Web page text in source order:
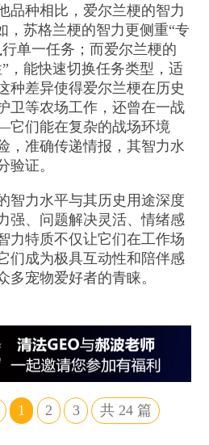
品种相比，爱尔兰梗的智力
，苏格兰梗的智力更侧重“专
单一任务；而爱尔兰梗的
，能快速切换任务类型，适
种差异使得爱尔兰梗在历史
卫等农场工作，还曾在一战
们能在复杂的战场环境
，准确传递情报，其智力水
验证。
智力水平与其历史用途深度
强、问题解决灵活、情绪感
力特质不仅让它们在工作场
们成为极具互动性和陪伴感
多宠物爱好者的青睐。
1 2 3 共24 篇